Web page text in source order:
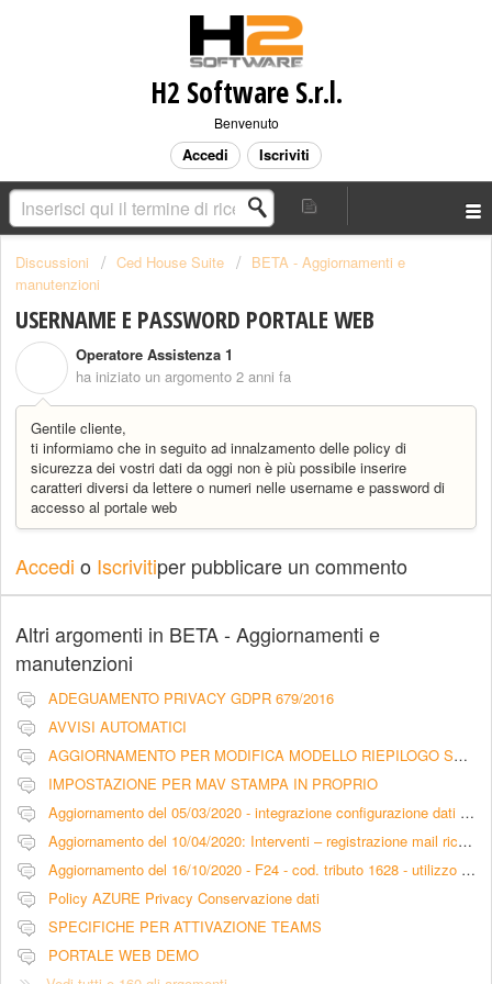
H2 Software S.r.l.
Benvenuto
Accedi Iscriviti
Discussioni Ced House Suite
BETA - Aggiornamenti e
manutenzioni
USERNAME E PASSWORD PORTALE WEB
Operatore Assistenza 1
ha iniziato un argomento 2 anni fa
Gentile cliente,
ti informiamo che in seguito ad innalzamento delle policy di
sicurezza dei vostri dati da oggi non è più possibile inserire
caratteri diversi da lettere o numeri nelle username e password di
accesso al portale web
Accedi o Iscrivitiper pubblicare un commento
Altri argomenti in BETA - Aggiornamenti e
manutenzioni
ADEGUAMENTO PRIVACY GDPR 679/2016
AVVISI AUTOMATICI
AGGIORNAMENTO PER MODIFICA MODELLO RIEPILOGO SCADENZA RATE CON PRATICHE LEGALI - LIBERATORIA
IMPOSTAZIONE PER MAV STAMPA IN PROPRIO
Aggiornamento del 05/03/2020 - integrazione configurazione dati intermediario per pagamento F24 tramite Entratel
Aggiornamento del 10/04/2020: Interventi – registrazione mail ricevute nella sezione comunicazioni (scheda intervento)
Aggiornamento del 16/10/2020 - F24 - cod. tributo 1628 - utilizzo versamenti in eccesso
Policy AZURE Privacy Conservazione dati
SPECIFICHE PER ATTIVAZIONE TEAMS
PORTALE WEB DEMO